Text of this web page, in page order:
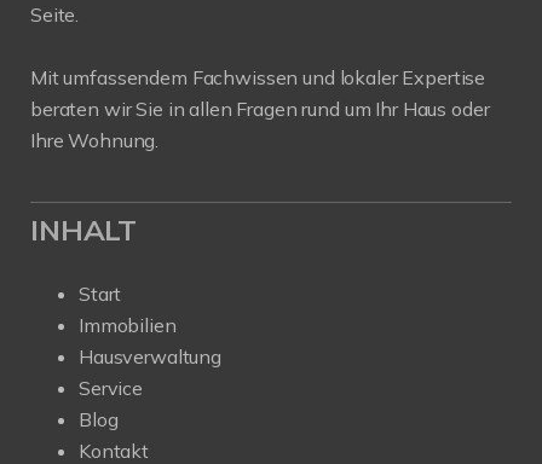
Seite.
Mit umfassendem Fachwissen und lokaler Expertise
beraten wir Sie in allen Fragen rund um Ihr Haus oder
Ihre Wohnung.
INHALT
Start
Immobilien
Hausverwaltung
Service
Blog
Kontakt